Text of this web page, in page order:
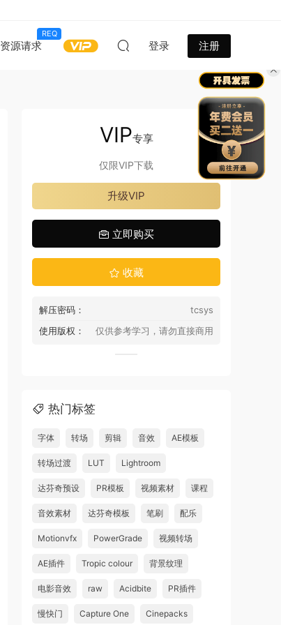
资源请求
REQ
登录 注册
VIP专享
仅限VIP下载
升级VIP
立即购买
收藏
解压密码：
tcsys
使用版权：
仅供参考学习，请勿直接商用
热门标签
字体 转场 剪辑 音效 AE模板
转场过渡 LUT Lightroom
达芬奇预设 PR模板 视频素材 课程
音效素材 达芬奇模板 笔刷 配乐
Motionvfx PowerGrade 视频转场
AE插件 Tropic colour 背景纹理
电影音效 raw Acidbite PR插件
慢快门 Capture One Cinepacks